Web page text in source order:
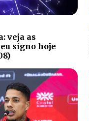
veja as
signo hoje